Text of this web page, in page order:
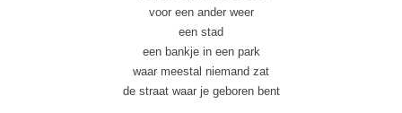
voor een ander weer
een stad
een bankje in een park
waar meestal niemand zat
de straat waar je geboren bent